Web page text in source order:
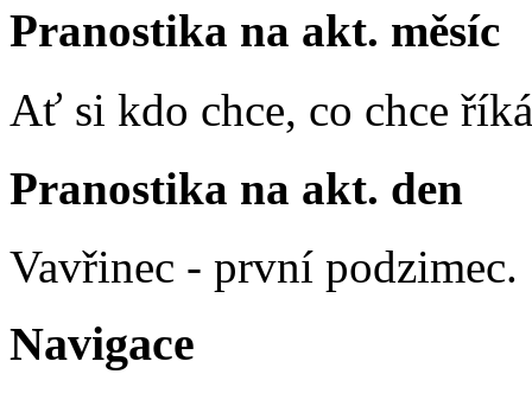
Pranostika na akt. měsíc
Ať si kdo chce, co chce
Pranostika na akt. den
Vavřinec - první podzimec.
Navigace